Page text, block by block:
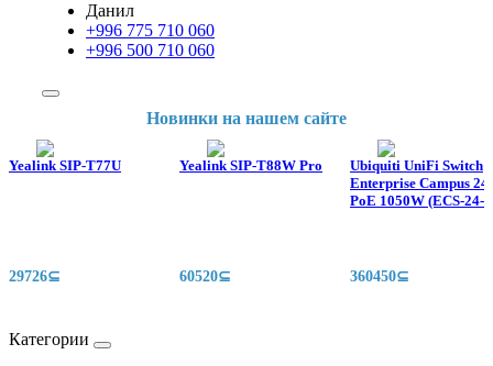
Данил
+996 775 710 060
+996 500 710 060
Новинки на нашем сайте
Yealink SIP-T77U
29726⊆
Yealink SIP-T88W Pro
60520⊆
Ubiquiti UniFi Switch
Enterprise Campus 24
PoE 1050W (ECS-24-
360450⊆
Категории